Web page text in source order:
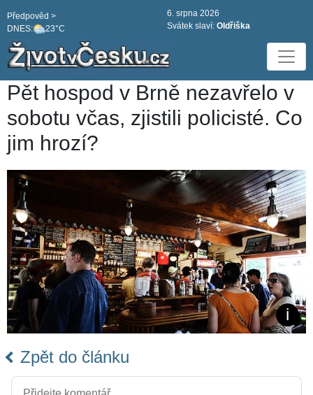
DNES: 23°C
Předpověd >
6. srpna 2026
Svátek slaví: Oldřiška
Pět hospod v Brně nezavřelo v
sobotu včas, zjistili policisté. Co
jim hrozí?
Zpět do článku